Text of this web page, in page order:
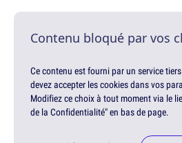
Contenu bloqué par vos
Ce contenu est fourni par un service
devez accepter les cookies dans vos
Modifiez ce choix à tout moment via le
de la Confidentialité" en bas de page.